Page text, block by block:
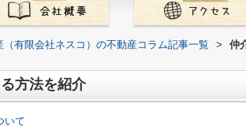
（有限会社ネスコ）の不動産コラム記事一覧 >
仲
方法を紹介
いて